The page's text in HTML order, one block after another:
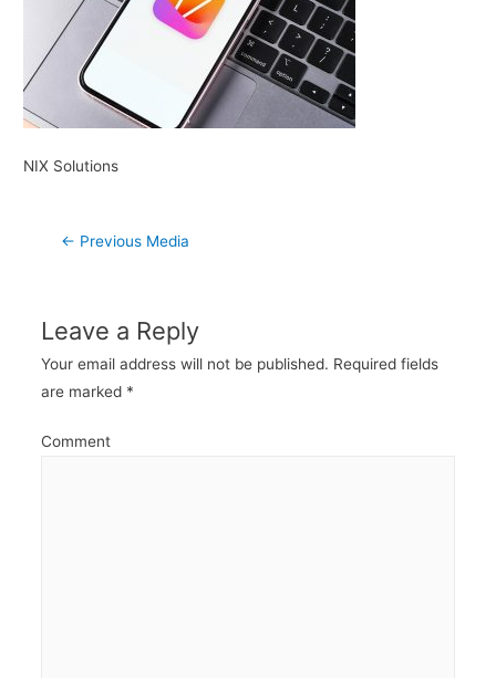
NIX Solutions
Post
← Previous Media
Leave a Reply
Your email address will not be published. Required fields
are marked *
Comment